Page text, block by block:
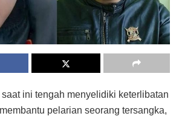
ini tengah menyelidiki keterlibatan
pelarian seorang tersangka,